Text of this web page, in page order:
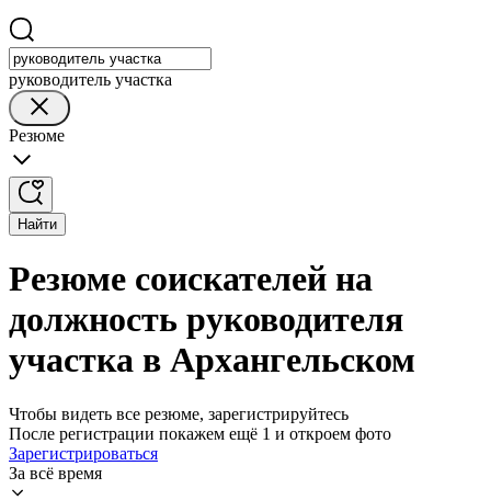
руководитель участка
Резюме
Найти
Резюме соискателей на
должность руководителя
участка в Архангельском
Чтобы видеть все резюме, зарегистрируйтесь
После регистрации покажем ещё 1 и откроем фото
Зарегистрироваться
За всё время